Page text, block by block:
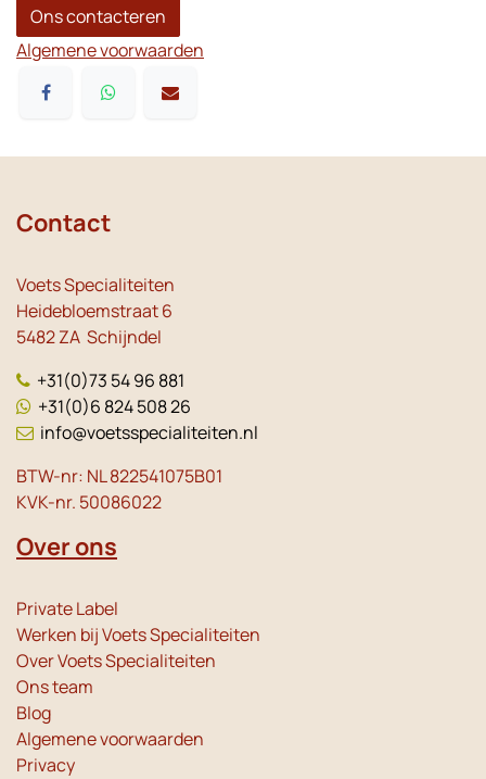
Ons contacteren
Algemene voorwaarden
Contact
Voets Specialiteiten
Heidebloemstraat 6
5482 ZA Schijndel
+31(0)73 54 96 881
+31(0)6 824 508 26
info@voetsspecialiteiten.nl
BTW-nr: NL 822541075B01
KVK-nr. 50086022
Over ons
Private Label
Werken bij Voets Specialiteiten
Over Voets Specialiteiten
Ons team
Blog
Algemene voorwaarden
Privacy